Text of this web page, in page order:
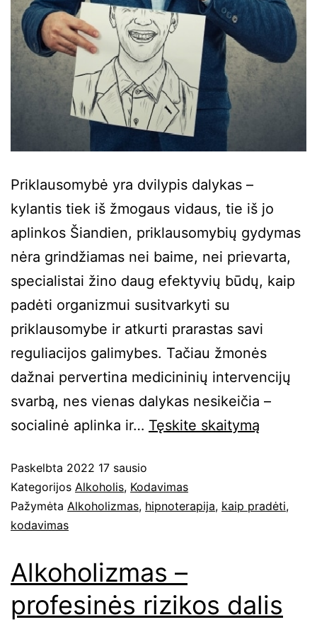
Priklausomybė yra dvilypis dalykas –
kylantis tiek iš žmogaus vidaus, tie iš jo
aplinkos Šiandien, priklausomybių gydymas
nėra grindžiamas nei baime, nei prievarta,
specialistai žino daug efektyvių būdų, kaip
padėti organizmui susitvarkyti su
priklausomybe ir atkurti prarastas savi
reguliacijos galimybes. Tačiau žmonės
dažnai pervertina medicininių intervencijų
svarbą, nes vienas dalykas nesikeičia –
socialinė aplinka ir… Tęskite skaitymą
Paskelbta 2022 17 sausio
Kategorijos Alkoholis, Kodavimas
Pažymėta Alkoholizmas, hipnoterapija, kaip pradėti,
kodavimas
Alkoholizmas –
profesinės rizikos dalis